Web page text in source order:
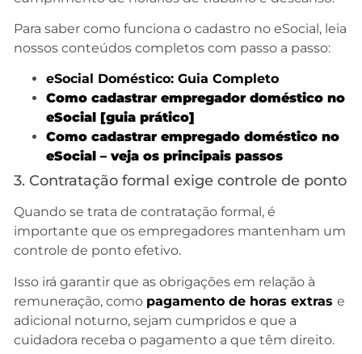
Para saber como funciona o cadastro no eSocial, leia
nossos conteúdos completos com passo a passo:
eSocial Doméstico: Guia Completo
Como cadastrar empregador doméstico no
eSocial [guia prático]
Como cadastrar empregado doméstico no
eSocial – veja os principais passos
3. Contratação formal exige controle de ponto
Quando se trata de contratação formal, é
importante que os empregadores mantenham um
controle de ponto efetivo.
Isso irá garantir que as obrigações em relação à
remuneração, como pagamento de horas extras e
adicional noturno, sejam cumpridos e que a
cuidadora receba o pagamento a que têm direito.